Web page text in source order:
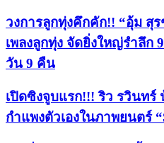
วงการลูกทุ่งคึกคัก!! “อุ้ม สุ
เพลงลูกทุ่ง จัดยิ่งใหญ่รำลึก
วัน 9 คืน
เปิดซิงจูบแรก!!! ริว รวินทร์
กำแพงตัวเองในภาพยนตร์